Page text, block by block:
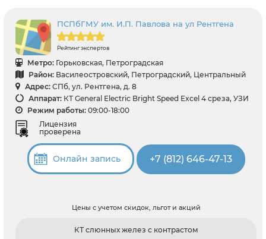
ПСПбГМУ им. И.П. Павлова на ул Рентгена
Рейтинг экспертов
Метро: Горьковская, Петроградская
Район: Василеостровский, Петроградский, Центральный
Адрес: СПб, ул. Рентгена, д. 8
Аппарат: КТ General Electric Bright Speed Excel 4 среза, УЗИ
Режим работы: 09:00-18:00
Лицензия
проверена
Онлайн запись +7 (812) 646-47-13
Цены с учетом скидок, льгот и акций
КТ слюнных желез с контрастом